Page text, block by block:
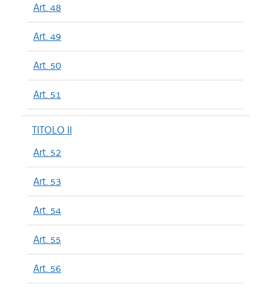
Art. 48
Art. 49
Art. 50
Art. 51
TITOLO II
Art. 52
Art. 53
Art. 54
Art. 55
Art. 56